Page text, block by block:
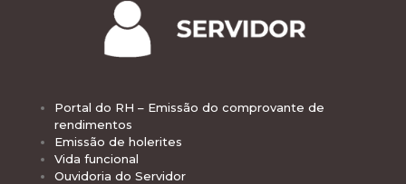
Portal do RH – Emissão do comprovante de
rendimentos
Emissão de holerites
Vida funcional
Ouvidoria do Servidor